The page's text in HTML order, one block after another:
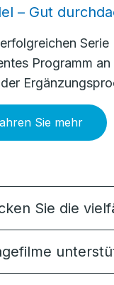
– Gut
Serie
Programm
Sie mehr
Sie die